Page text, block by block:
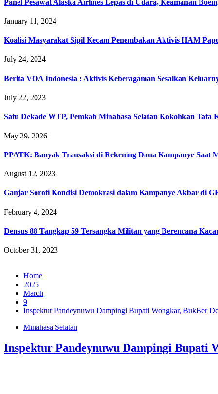
Panel Pesawat Alaska Airlines Lepas di Udara, Keamanan
January 11, 2024
Koalisi Masyarakat Sipil Kecam Penembakan Aktivis HAM
July 24, 2024
Berita VOA Indonesia : Aktivis Keberagaman Sesalkan
July 22, 2023
Satu Dekade WTP, Pemkab Minahasa Selatan Kokohkan Tata
May 29, 2026
PPATK: Banyak Transaksi di Rekening Dana Kampanye Saat
August 12, 2023
Ganjar Soroti Kondisi Demokrasi dalam Kampanye Akbar di
February 4, 2024
Densus 88 Tangkap 59 Tersangka Militan yang Berencana
October 31, 2023
Home
2025
March
9
Inspektur Pandeynuwu Dampingi Bupati Wongkar, BukBer
Minahasa Selatan
Inspektur Pandeynuwu Dampingi Bupati